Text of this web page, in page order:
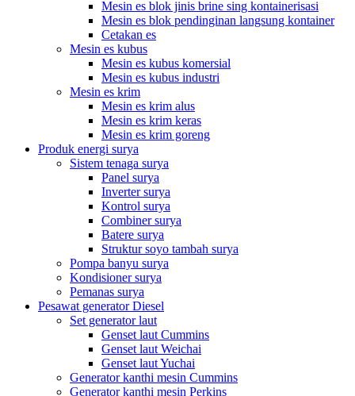
Mesin es blok jinis brine sing kontainerisasi
Mesin es blok pendinginan langsung kontainer
Cetakan es
Mesin es kubus
Mesin es kubus komersial
Mesin es kubus industri
Mesin es krim
Mesin es krim alus
Mesin es krim keras
Mesin es krim goreng
Produk energi surya
Sistem tenaga surya
Panel surya
Inverter surya
Kontrol surya
Combiner surya
Batere surya
Struktur soyo tambah surya
Pompa banyu surya
Kondisioner surya
Pemanas surya
Pesawat generator Diesel
Set generator laut
Genset laut Cummins
Genset laut Weichai
Genset laut Yuchai
Generator kanthi mesin Cummins
Generator kanthi mesin Perkins